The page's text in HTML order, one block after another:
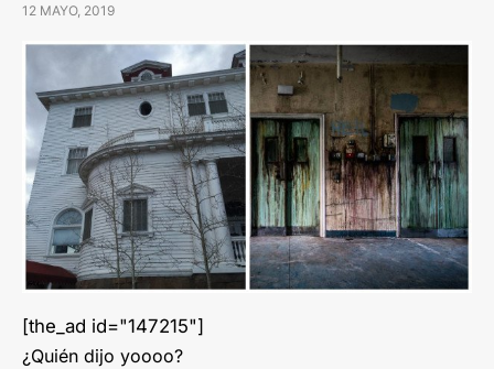
12 MAYO, 2019
[the_ad id="147215"]
¿Quién dijo yoooo?